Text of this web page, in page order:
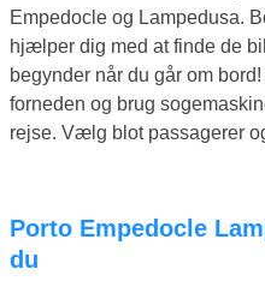
Empedocle og Lampedusa.
hjælper dig med at finde de
begynder når du går om
forneden og brug
rejse. Vælg blot passagerer
Porto Empedocle Lampedusa - Sådan booker
du